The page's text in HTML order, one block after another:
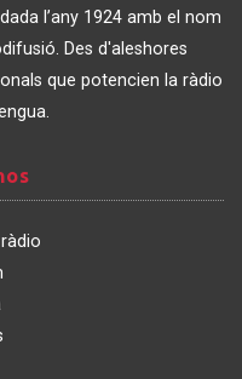
l’any 1924 amb el nom
Des d'aleshores
que potencien la ràdio